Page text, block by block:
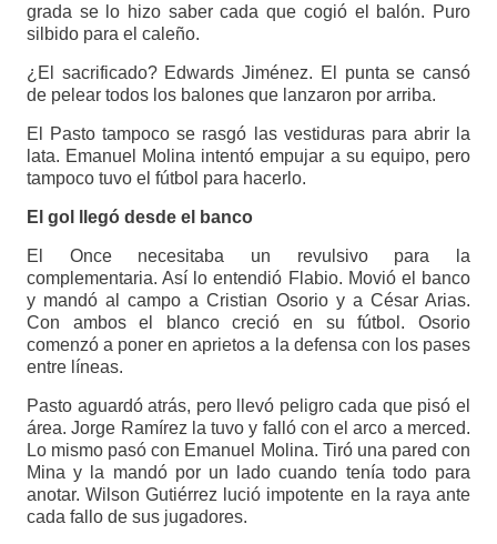
grada se lo hizo saber cada que cogió el balón. Puro
silbido para el caleño.
¿El sacrificado? Edwards Jiménez. El punta se cansó
de pelear todos los balones que lanzaron por arriba.
El Pasto tampoco se rasgó las vestiduras para abrir la
lata. Emanuel Molina intentó empujar a su equipo, pero
tampoco tuvo el fútbol para hacerlo.
El gol llegó desde el banco
El Once necesitaba un revulsivo para la
complementaria. Así lo entendió Flabio. Movió el banco
y mandó al campo a Cristian Osorio y a César Arias.
Con ambos el blanco creció en su fútbol. Osorio
comenzó a poner en aprietos a la defensa con los pases
entre líneas.
Pasto aguardó atrás, pero llevó peligro cada que pisó el
área. Jorge Ramírez la tuvo y falló con el arco a merced.
Lo mismo pasó con Emanuel Molina. Tiró una pared con
Mina y la mandó por un lado cuando tenía todo para
anotar. Wilson Gutiérrez lució impotente en la raya ante
cada fallo de sus jugadores.